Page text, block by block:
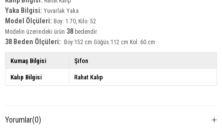
Yaka Bilgisi: Yuvarlak Yaka
Model Ölçüleri: Boy: 1.70, Kilo: 52
Modelin üzerindeki ürün 38 bedendir.
38 Beden Ölçüleri: Boy:152 cm Göğüs:112 cm Kol: 60 cm
Kumaş Bilgisi Şifon
Kalıp Bilgisi Rahat Kalıp
Yorumlar(0)